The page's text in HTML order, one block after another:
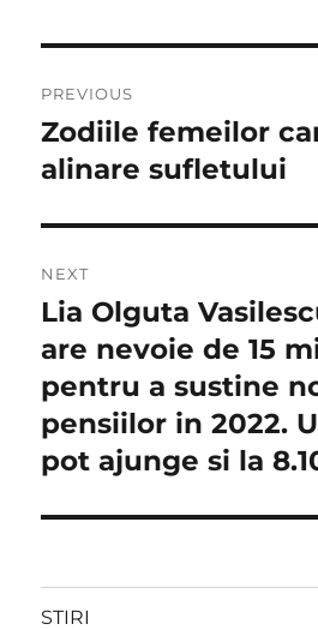
în
articole
PREVIOUS
Previous
post:
Zodiile femeilor
alinare sufletului
NEXT
Next
post:
Lia Olguta
are nevoie de 15
pentru a sustine
pensiilor in 2022.
pot ajunge si la
STIRI